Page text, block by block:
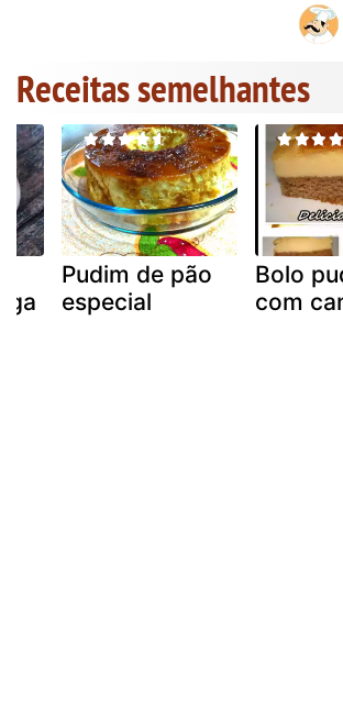
Receitas semelhantes
Pudim de pão
especial
Bolo
com